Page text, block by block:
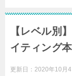
【レベル別
イティング
更新日： 2020年10月4